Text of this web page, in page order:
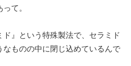
て。
』という特殊製法で、セラミド
なものの中に閉じ込めているんで